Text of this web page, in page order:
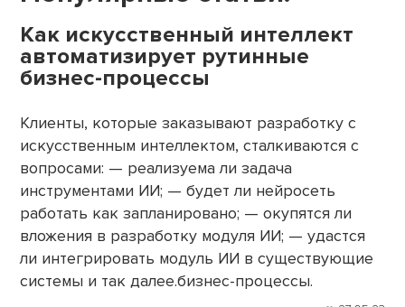
Как искусственный интеллект
автоматизирует рутинные
бизнес-процессы
Клиенты, которые заказывают разработку с
искусственным интеллектом, сталкиваются с
вопросами: — реализуема ли задача
инструментами ИИ; — будет ли нейросеть
работать как запланировано; — окупятся ли
вложения в разработку модуля ИИ; — удастся
ли интегрировать модуль ИИ в существующие
системы и так далее.бизнес-процессы.